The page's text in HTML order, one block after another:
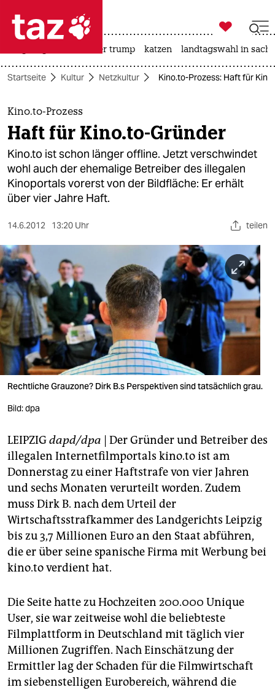
 taz zahl ich
taz zahl ich
themen
politik
öko
gesellschaft
kultur
sport
berlin
nord
wahrheit
verlag
verlag
veranstaltungen
fragen & hilfe
unterstützen
abo
genossenschaft
epaper login

taz zahl ich
usa unter trump katzen landtagswahl in
Startseite Kultur Netzkultur Kino.to-Prozess: Haft für
Kino.to-Prozess
Haft für Kino.to-Gründer
Kino.to ist schon länger offline. Jetzt verschwindet
wohl auch der ehemalige Betreiber des illegalen
Kinoportals vorerst von der Bildfläche: Er erhält
über vier Jahre Haft.
14.6.2012 13:20 Uhr teilen
Rechtliche Grauzone? Dirk B.s Perspektiven sind tatsächlich grau.
Bild: dpa
LEIPZIGdapd/dpa | Der Gründer und Betreiber des
illegalen Internetfilmportals kino.to ist am
Donnerstag zu einer Haftstrafe von vier Jahren
und sechs Monaten verurteilt worden. Zudem
muss Dirk B. nach dem Urteil der
Wirtschaftsstrafkammer des Landgerichts Leipzig
bis zu 3,7 Millionen Euro an den Staat abführen,
die er über seine spanische Firma mit Werbung bei
kino.to verdient hat.
Die Seite hatte zu Hochzeiten 200.000 Unique
User, sie war zeitweise wohl die beliebteste
Filmplattform in Deutschland mit täglich vier
Millionen Zugriffen. Nach Einschätzung der
Ermittler lag der Schaden für die Filmwirtschaft
im siebenstelligen Eurobereich, während die